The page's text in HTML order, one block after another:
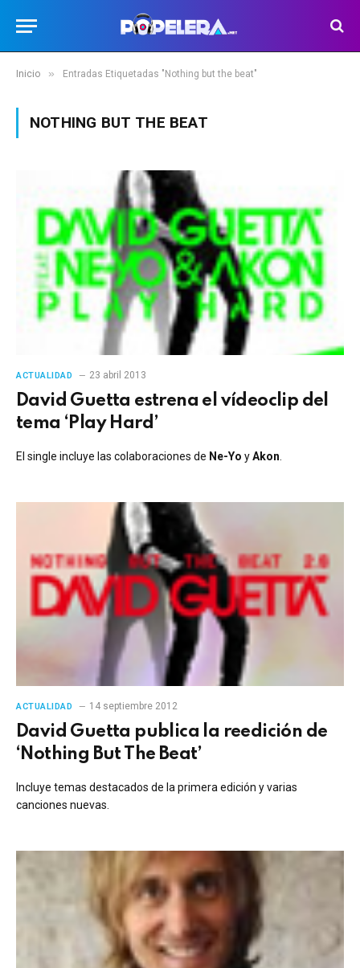
Inicio » Entradas Etiquetadas "Nothing but the beat"
NOTHING BUT THE BEAT
ACTUALIDAD 23 abril 2013
David Guetta estrena el vídeoclip del
tema ‘Play Hard’
El single incluye las colaboraciones de Ne-Yo yAkon
ACTUALIDAD 14 septiembre 2012
David Guetta publica la reedición de
‘Nothing But The Beat’
Incluye temas destacados de la primera edición y varias
canciones nuevas.